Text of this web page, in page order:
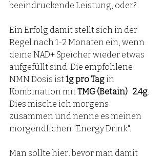
beeindruckende Leistung, oder?
Ein Erfolg damit stellt sich in der
Regel nach 1-2 Monaten ein, wenn
deine NAD+ Speicher wieder etwas
aufgefüllt sind. Die empfohlene
NMN Dosis ist 1g pro Tag in
Kombination mit TMG (Betain)   2.4g.
Dies mische ich morgens
zusammen und nenne es meinen
morgendlichen "Energy Drink".
Man sollte hier, bevor man damit